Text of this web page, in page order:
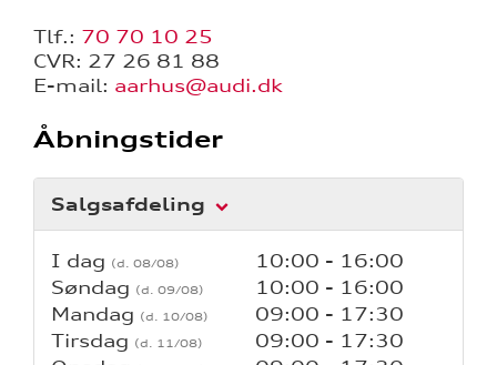
Tlf.: 70 70 10 25
CVR: 27 26 81 88
E-mail: aarhus@audi.dk
Åbningstider
Salgsafdeling
I dag
10:00 - 16:00
Søndag
10:00 - 16:00
Mandag
09:00 - 17:30
Tirsdag
09:00 - 17:30